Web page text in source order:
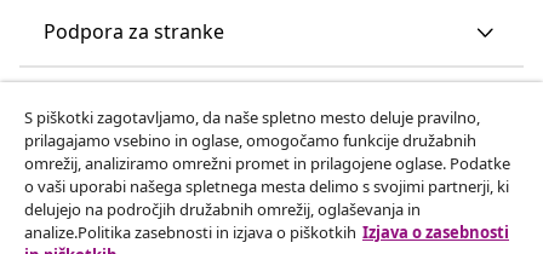
Podpora za stranke
vidaXL
Odkrijte več
S piškotki zagotavljamo, da naše spletno mesto deluje pravilno,
prilagajamo vsebino in oglase, omogočamo funkcije družabnih
omrežij, analiziramo omrežni promet in prilagojene oglase. Podatke
o vaši uporabi našega spletnega mesta delimo s svojimi partnerji, ki
delujejo na področjih družabnih omrežij, oglaševanja in
analize.Politika zasebnosti in izjava o piškotkih Izjava o zasebnosti